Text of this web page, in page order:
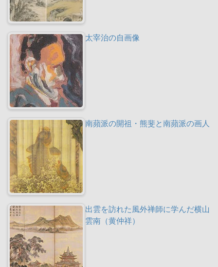
太宰治の自画像
南蘋派の開祖・熊斐と南蘋派の画人
出雲を訪れた風外禅師に学んだ横山
雲南（黄仲祥）